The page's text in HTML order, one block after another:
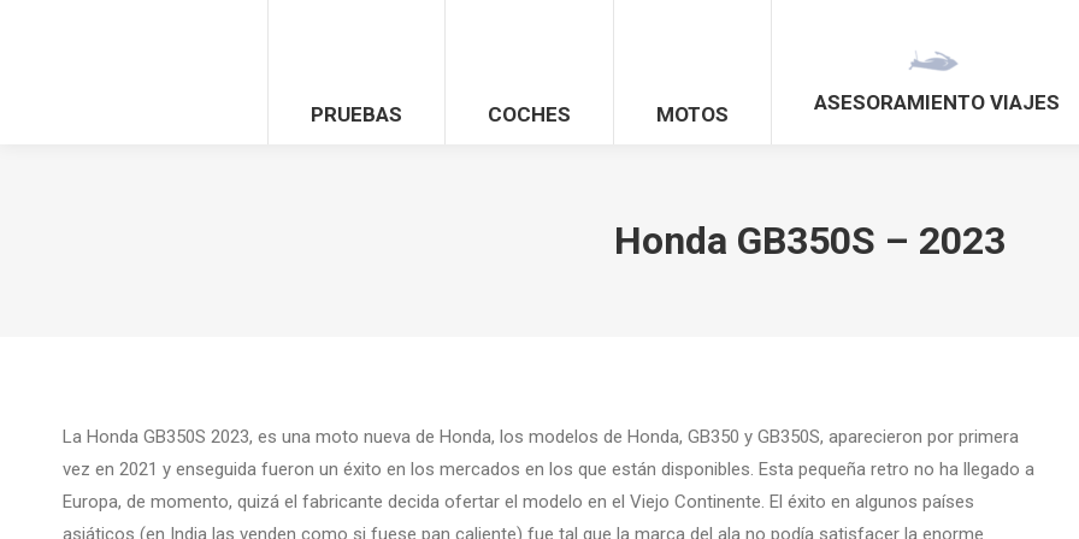
PRUEBAS COCHES MOTOS ASESORAMIENTO VIAJES
Honda GB350S – 2023
La Honda GB350S 2023, es una moto nueva de Honda, los modelos de Honda, GB350 y GB350S, aparecieron por primera
vez en 2021 y enseguida fueron un éxito en los mercados en los que están disponibles. Esta pequeña retro no ha llegado a
Europa, de momento, quizá el fabricante decida ofertar el modelo en el Viejo Continente. El éxito en algunos países
asiáticos (en India las venden como si fuese pan caliente) fue tal que la marca del ala no podía satisfacer la enorme